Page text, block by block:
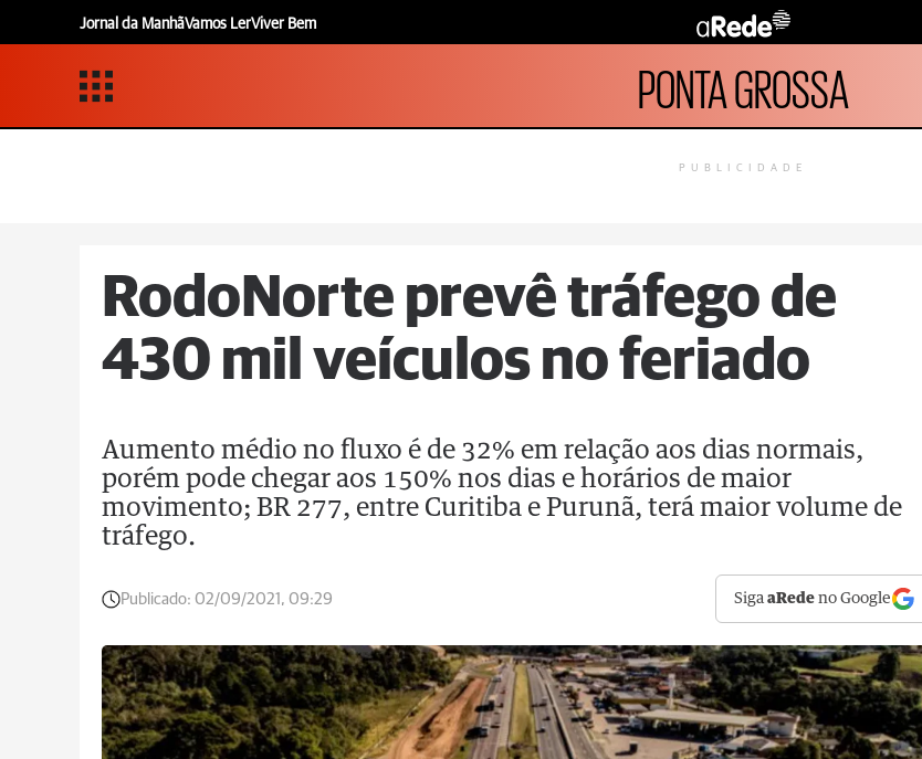
Jornal da ManhãVamos LerViver Bem
PONTA GROSSA
PUBLICIDADE
RodoNorte prevê tráfego de
430 mil veículos no feriado
Aumento médio no fluxo é de 32% em relação aos dias normais,
porém pode chegar aos 150% nos dias e horários de maior
movimento; BR 277, entre Curitiba e Purunã, terá maior volume de
tráfego.
Publicado: 02/09/2021, 09:29 SigaaRede no Google